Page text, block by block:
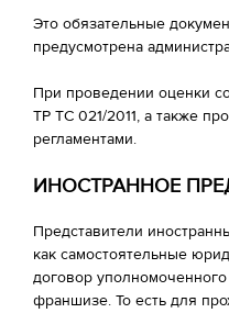
Это обязательные
предусмотрена
При проведении оценки
ТР ТС 021/2011, а также
регламентами.
ИНОСТРАННОЕ
Представители
как самостоятельные
договор
франшизе. То есть для